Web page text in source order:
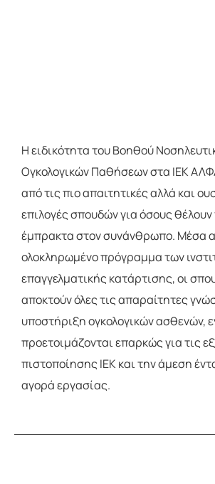
Η ειδικότητα του Βοηθού
Ογκολογικών Παθήσεων στα ΙΕΚ
από τις πιο απαιτητικές αλλά και
επιλογές σπουδών για όσους
έμπρακτα στον συνάνθρωπο. Μέσα
ολοκληρωμένο πρόγραμμα των
επαγγελματικής κατάρτισης, οι
αποκτούν όλες τις απαραίτητες
υποστήριξη ογκολογικών ασθενών,
προετοιμάζονται επαρκώς για τις
πιστοποίησης ΙΕΚ και την άμεση
αγορά εργασίας.